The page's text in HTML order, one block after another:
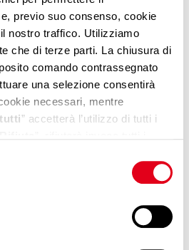
previo suo consenso, cookie
nostro traffico. Utilizziamo
che di terze parti. La chiusura di
comando contrassegnato
una selezione consentirà
necessari, mentre
” accetterà l’utilizzo di tutti i
di più, modificare o negare il
tutti i cookie, può gestire le sue
Mostra dettagli”. Per
che utilizziamo e, in generale,
New Access and
Effective